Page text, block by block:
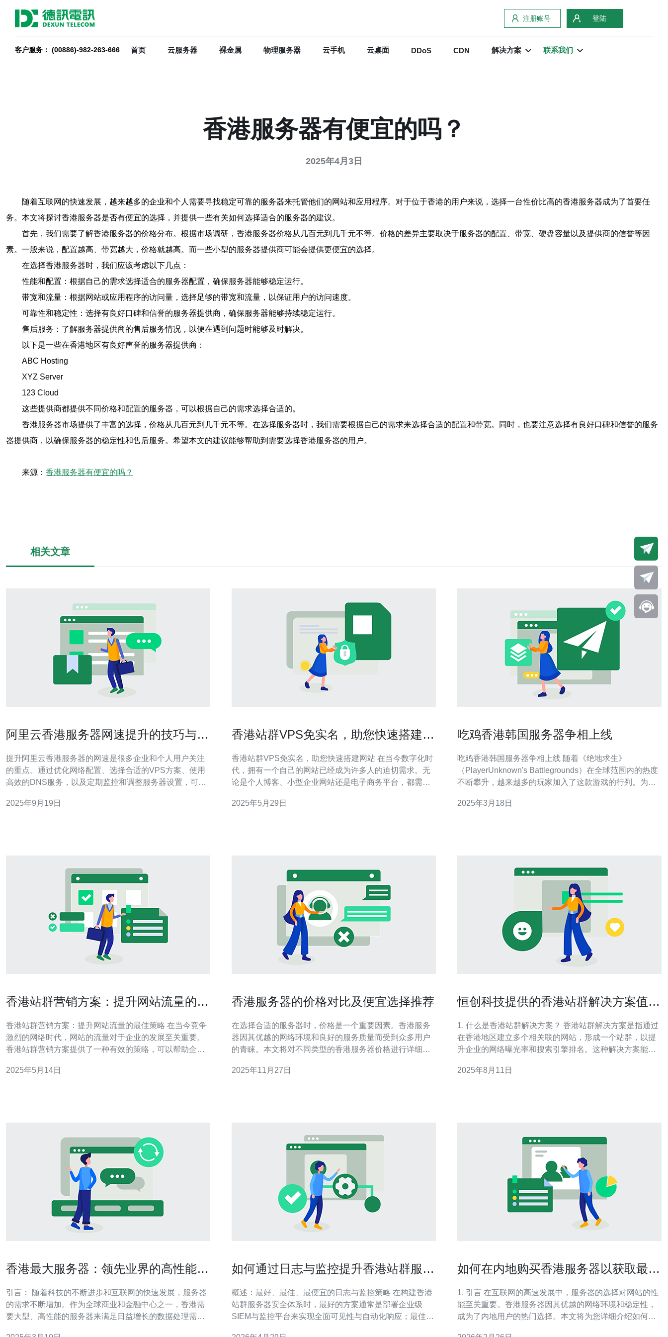
注册账号 登陆
客户服务： (00886)-982-263-666 首页 云服务器 裸金属 物理服务器 云手机 云桌面 DDoS CDN 解决方案 联系我们
香港服务器有便宜的吗？
2025年4月3日
随着互联网的快速发展，越来越多的企业和个人需要寻找稳定可靠的服务器来托管他们的网站和应用程序。对于位于香港的用户来说，选择一台性价比高的香港服务器成为了首要任
务。本文将探讨香港服务器是否有便宜的选择，并提供一些有关如何选择适合的服务器的建议。
首先，我们需要了解香港服务器的价格分布。根据市场调研，香港服务器价格从几百元到几千元不等。价格的差异主要取决于服务器的配置、带宽、硬盘容量以及提供商的信誉等因
素。一般来说，配置越高、带宽越大，价格就越高。而一些小型的服务器提供商可能会提供更便宜的选择。
在选择香港服务器时，我们应该考虑以下几点：
性能和配置：根据自己的需求选择适合的服务器配置，确保服务器能够稳定运行。
带宽和流量：根据网站或应用程序的访问量，选择足够的带宽和流量，以保证用户的访问速度。
可靠性和稳定性：选择有良好口碑和信誉的服务器提供商，确保服务器能够持续稳定运行。
售后服务：了解服务器提供商的售后服务情况，以便在遇到问题时能够及时解决。
以下是一些在香港地区有良好声誉的服务器提供商：
ABC Hosting
XYZ Server
123 Cloud
这些提供商都提供不同价格和配置的服务器，可以根据自己的需求选择合适的。
香港服务器市场提供了丰富的选择，价格从几百元到几千元不等。在选择服务器时，我们需要根据自己的需求来选择合适的配置和带宽。同时，也要注意选择有良好口碑和信誉的服务
器提供商，以确保服务器的稳定性和售后服务。希望本文的建议能够帮助到需要选择香港服务器的用户。
来源： 香港服务器有便宜的吗？
相关文章
阿里云香港服务器网速提升的技巧与建
提升阿里云香港服务器的网速是很多企业和个人用户关注
的重点。通过优化网络配置、选择合适的VPS方案、使用
高效的DNS服务，以及定期监控和调整服务器设置，可以
为一个可靠的网络服务提供商，能为用户提供专业的技术
2025年9月19日
香港站群VPS免实名，助您快速搭建网
香港站群VPS免实名，助您快速搭建网站 在当今数字化时
代，拥有一个自己的网站已经成为许多人的迫切需求。无
论是个人博客、小型企业网站还是电子商务平台，都需要
证，成为了许多网站搭建者的首选。 香港站群VPS是一种
2025年5月29日
吃鸡香港韩国服务器争相上线
吃鸡香港韩国服务器争相上线 随着《绝地求生》
（PlayerUnknown's Battlegrounds）在全球范围内的热度
不断攀升，越来越多的玩家加入了这款游戏的行列。为了
国服务器，以满足这些地区玩家的需求。
2025年3月18日
香港站群营销方案：提升网站流量的最
香港站群营销方案：提升网站流量的最佳策略 在当今竞争
激烈的网络时代，网站的流量对于企业的发展至关重要。
香港站群营销方案提供了一种有效的策略，可以帮助企业
营销的概念和实施方法，帮助企业更好地利用这一策略。
2025年5月14日
香港服务器的价格对比及便宜选择推荐
在选择合适的服务器时，价格是一个重要因素。香港服务
器因其优越的网络环境和良好的服务质量而受到众多用户
的青睐。本文将对不同类型的香港服务器价格进行详细对
决策。 香港服务器的价格一般是多少？ 香港服务器的价格
2025年11月27日
恒创科技提供的香港站群解决方案值得
1. 什么是香港站群解决方案？ 香港站群解决方案是指通过
在香港地区建立多个相关联的网站，形成一个站群，以提
升企业的网络曝光率和搜索引擎排名。这种解决方案能够
策略获取更多的流量和潜在客户。 2. 恒创科技的香港站群
2025年8月11日
香港最大服务器：领先业界的高性能解
引言： 随着科技的不断进步和互联网的快速发展，服务器
的需求不断增加。作为全球商业和金融中心之一，香港需
要大型、高性能的服务器来满足日益增长的数据处理需
如何通过日志与监控提升香港站群服务
概述：最好、最佳、最便宜的日志与监控策略 在构建香港
站群服务器安全体系时，最好的方案通常是部署企业级
SIEM与监控平台来实现全面可见性与自动化响应；最佳的
如何在内地购买香港服务器以获取最佳
1. 引言 在互联网的高速发展中，服务器的选择对网站的性
能至关重要。香港服务器因其优越的网络环境和稳定性，
成为了内地用户的热门选择。本文将为您详细介绍如何在